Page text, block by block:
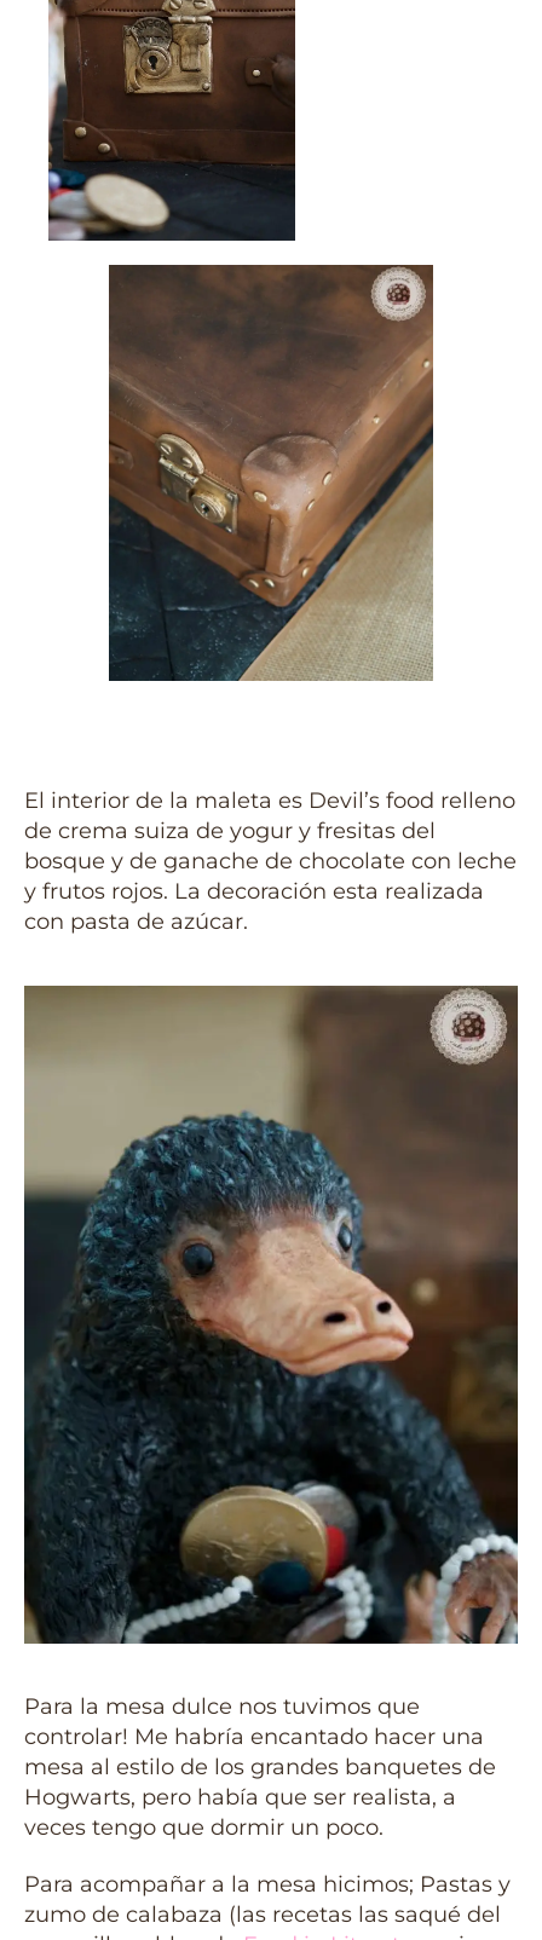
El interior de la maleta es Devil’s food relleno
de crema suiza de yogur y fresitas del
bosque y de ganache de chocolate con leche
y frutos rojos. La decoración esta realizada
con pasta de azúcar.
Para la mesa dulce nos tuvimos que
controlar! Me habría encantado hacer una
mesa al estilo de los grandes banquetes de
Hogwarts, pero había que ser realista, a
veces tengo que dormir un poco.
Para acompañar a la mesa hicimos; Pastas y
zumo de calabaza (las recetas las saqué del